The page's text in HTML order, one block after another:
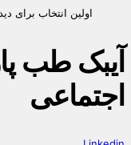
اولین انتخاب برای دید
آیبک طب
اجتماعی